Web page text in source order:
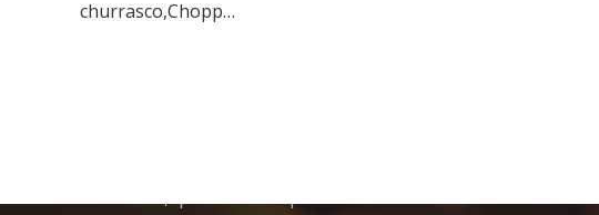
churrasco,Chopp…